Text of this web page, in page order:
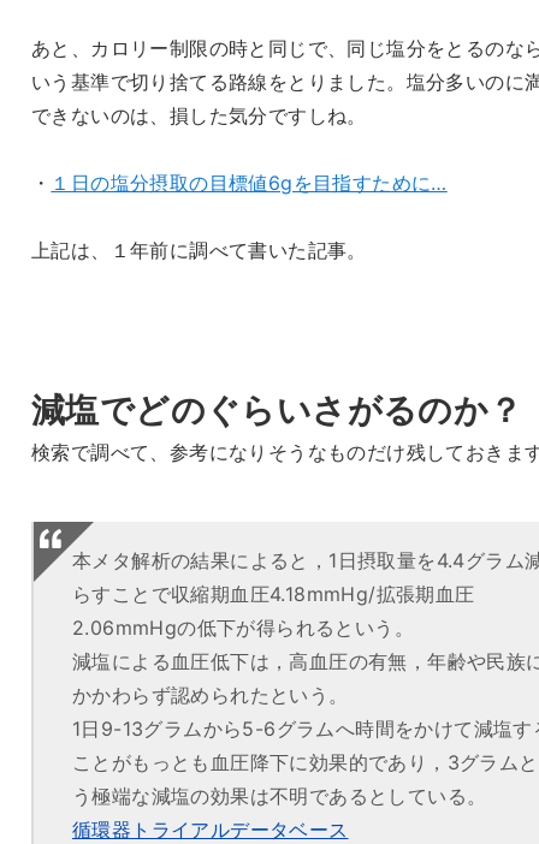
あと、カロリー制限の時と同じで、同じ塩分をとるのな
いう基準で切り捨てる路線をとりました。塩分多いのに
できないのは、損した気分ですしね。
・ １日の塩分摂取の目標値6gを目指すために…
上記は、１年前に調べて書いた記事。
減塩でどのぐらいさがるのか？
検索で調べて、参考になりそうなものだけ残しておきま
本メタ解析の結果によると，1日摂取量を4.4グラム
らすことで収縮期血圧4.18mmHg/拡張期血圧
2.06mmHgの低下が得られるという。
減塩による血圧低下は，高血圧の有無，年齢や民族
かかわらず認められたという。
1日9-13グラムから5-6グラムへ時間をかけて減塩す
ことがもっとも血圧降下に効果的であり，3グラム
う極端な減塩の効果は不明であるとしている。
循環器トライアルデータベース